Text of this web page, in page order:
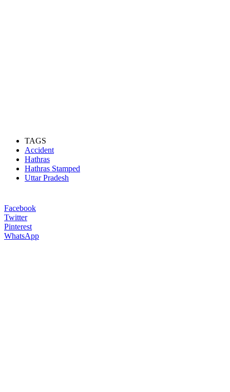
TAGS
Accident
Hathras
Hathras Stamped
Uttar Pradesh
Facebook
Twitter
Pinterest
WhatsApp